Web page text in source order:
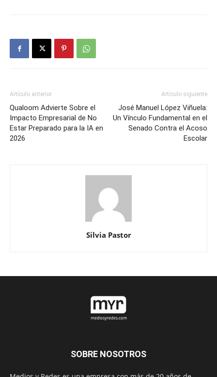
Artículo anterior
Qualoom Advierte Sobre el
Impacto Empresarial de No
Estar Preparado para la IA en
2026
Artículo siguiente
José Manuel López Viñuela:
Un Vínculo Fundamental en el
Senado Contra el Acoso
Escolar
Silvia Pastor
SOBRE NOSOTROS